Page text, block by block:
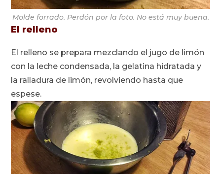
Molde forrado. Perdón por la foto. No está muy buena.
El relleno
El relleno se prepara mezclando el jugo de limón
con la leche condensada, la gelatina hidratada y
la ralladura de limón, revolviendo hasta que
espese.